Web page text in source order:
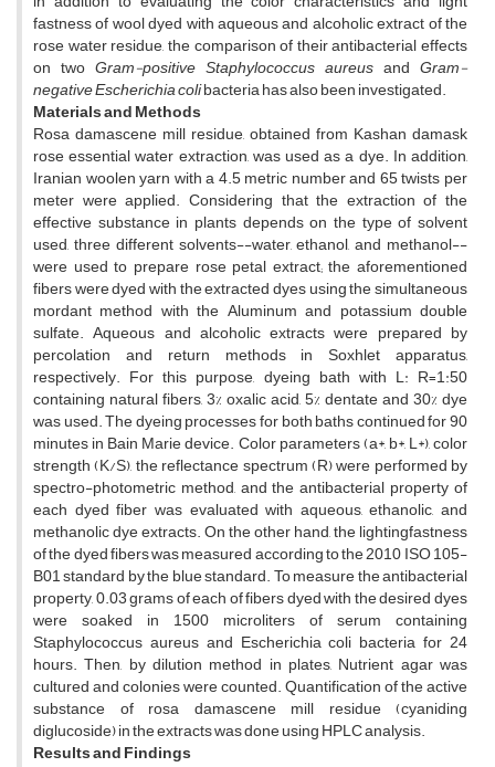
fastness of wool dyed with aqueous and alcoholic extract of the
rose water residue, the comparison of their antibacterial effects
on two Gram-positive Staphylococcus aureus and Gram-
negative Escherichia colibacteria has also been investigated.
Materials and Methods
Rosa damascene mill residue, obtained from Kashan damask
rose essential water extraction, was used as a dye. In addition,
Iranian woolen yarn with a 4.5 metric number and 65 twists per
meter were applied. Considering that the extraction of the
effective substance in plants depends on the type of solvent
used, three different solvents--water, ethanol, and methanol--
were used to prepare rose petal extract; the aforementioned
fibers were dyed with the extracted dyes using the simultaneous
mordant method with the Aluminum and potassium double
sulfate. Aqueous and alcoholic extracts were prepared by
percolation and return methods in Soxhlet apparatus,
respectively. For this purpose, dyeing bath with L: R=1:50
containing natural fibers, 3% oxalic acid, 5% dentate and 30% dye
was used. The dyeing processes for both baths continued for 90
minutes in Bain Marie device. Color parameters (a*, b*, L*), color
strength (K/S), the reflectance spectrum (R) were performed by
spectro-photometric method, and the antibacterial property of
each dyed fiber was evaluated with aqueous, ethanolic, and
methanolic dye extracts. On the other hand, the lightingfastness
of the dyed fibers was measured according to the 2010 ISO 105-
B01 standard by the blue standard. To measure the antibacterial
property, 0.03 grams of each of fibers dyed with the desired dyes
were soaked in 1500 microliters of serum containing
Staphylococcus aureus and Escherichia coli bacteria for 24
hours. Then, by dilution method in plates, Nutrient agar was
cultured and colonies were counted. Quantification of the active
substance of rosa damascene mill residue (cyaniding
diglucoside) in the extracts was done using HPLC analysis.
Results and Findings